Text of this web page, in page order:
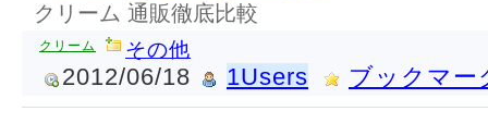
クリーム 通販徹底比較
クリーム その他
2012/06/18 1Users ブックマー